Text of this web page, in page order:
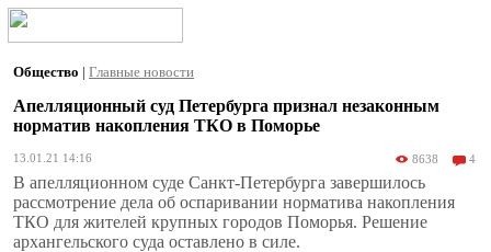
Общество | Главные новости
Апелляционный суд Петербурга признал незаконным
норматив накопления ТКО в Поморье
13.01.21 14:16 8638 4
В апелляционном суде Санкт-Петербурга завершилось
рассмотрение дела об оспаривании норматива накопления
ТКО для жителей крупных городов Поморья. Решение
архангельского суда оставлено в силе.